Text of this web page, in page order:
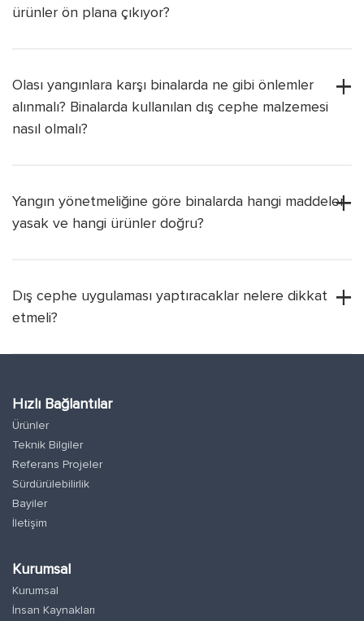
ürünler ön plana çıkıyor?
Olası yangınlara karşı binalarda ne gibi önlemler
alınmalı? Binalarda kullanılan dış cephe malzemesi
nasıl olmalı?
Yangın yönetmeliğine göre binalarda hangi maddeler
yasak ve hangi ürünler doğru?
Dış cephe uygulaması yaptıracaklar nelere dikkat
etmeli?
Hızlı Bağlantılar
Ürünler
Teknik Bilgiler
Referans Projeler
Sürdürülebilirlik
Bayiler
İletişim
Kurumsal
Kurumsal
İnsan Kaynakları